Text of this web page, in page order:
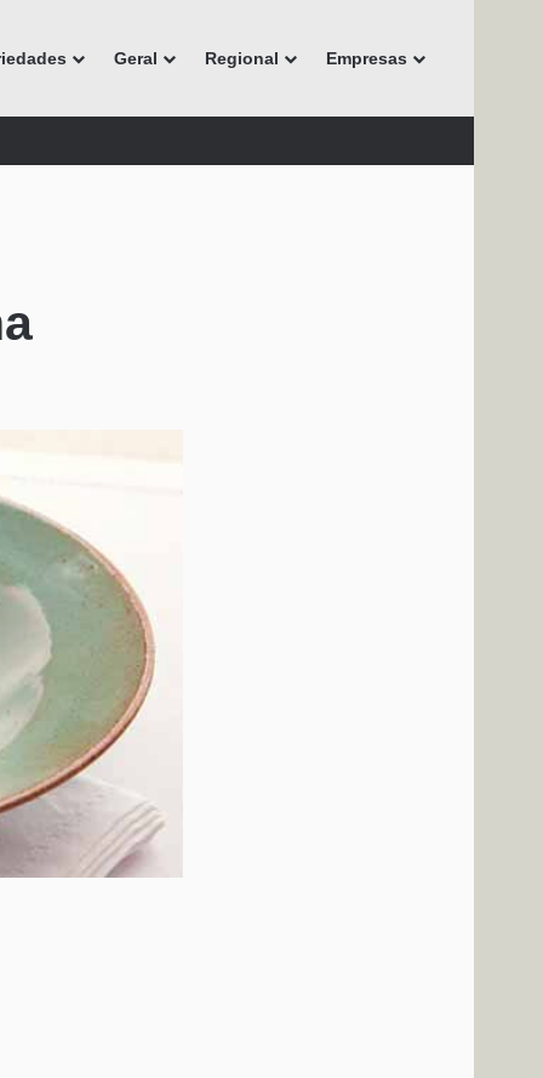
Geral Regional Empresas